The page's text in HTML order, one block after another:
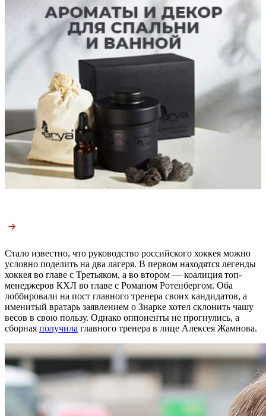
Стало известно, что руководство российского хоккея можно
условно поделить на два лагеря. В первом находятся легенды
хоккея во главе с Третьяком, а во втором — коалиция топ-
менеджеров КХЛ во главе с Романом Ротенбергом. Оба
лоббировали на пост главного тренера своих кандидатов, а
именитый вратарь заявлением о Знарке хотел склонить чашу
весов в свою пользу. Однако оппоненты не прогнулись, а
сборная получила главного тренера в лице Алексея Жамнова.